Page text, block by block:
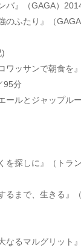
バ』（GAGA）
のふたり』（
ッサンで朝食を
95分
ルとジャップル
を探しに』（トラ
るまで、生きる』
るマルグリット』